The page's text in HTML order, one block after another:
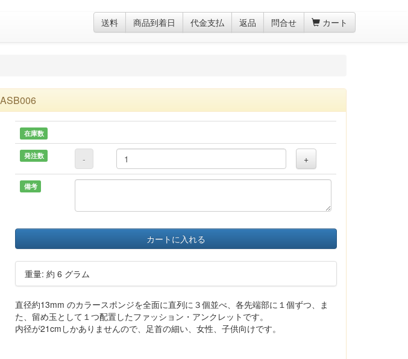
送料 商品到着日 代金支払 返品 問合せ カート
在庫数
発注数 - +
備考
カートに入れる
重量: 約 6 グラム
直径約13mm のカラースポンジを全面に直列に３個並べ、各先端部に１個ずつ、ま
た、留め玉として１つ配置したファッション・アンクレットです。
内径が21cmしかありませんので、足首の細い、女性、子供向けです。